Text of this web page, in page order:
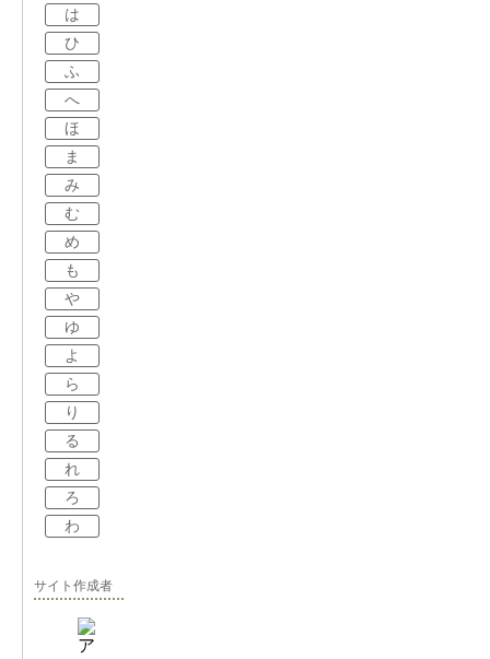
は
ひ
ふ
へ
ほ
ま
み
む
め
も
や
ゆ
よ
ら
り
る
れ
ろ
わ
サイト作成者